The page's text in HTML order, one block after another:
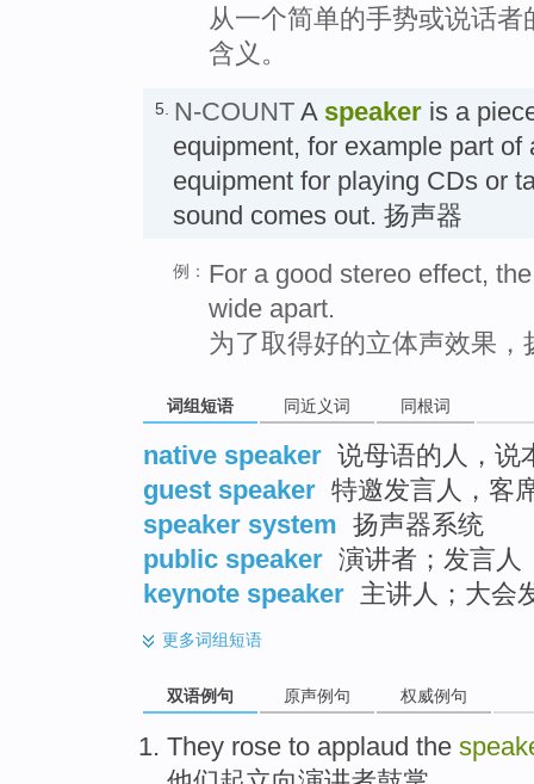
从一个简单的手势或说话
含义。
5. N-COUNT A speaker is a
equipment, for example part of
equipment for playing CDs or
sound comes out. 扬声器
例： For a good stereo effect,
wide apart.
为了取得好的立体声效果
词组短语 同近义词 同根词
native speaker 说母语的人，说
guest speaker 特邀发言人，客
speaker system 扬声器系统
public speaker 演讲者；发言人
keynote speaker 主讲人；大会
更多词组短语
双语例句 原声例句 权威例句
They rose to applaud the